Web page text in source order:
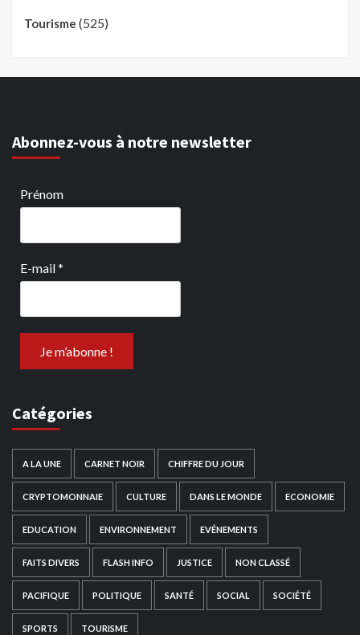
Tourisme (525)
Abonnez-vous à notre newsletter
Prénom
E-mail*
Catégories
A LA UNE CARNET NOIR CHIFFRE DU JOUR
CRYPTOMONNAIE CULTURE DANS LE MONDE ECONOMIE
EDUCATION ENVIRONNEMENT EVÉNEMENTS
FAITS DIVERS FLASH INFO JUSTICE NON CLASSÉ
PACIFIQUE POLITIQUE SANTÉ SOCIAL SOCIÉTÉ
SPORTS TOURISME